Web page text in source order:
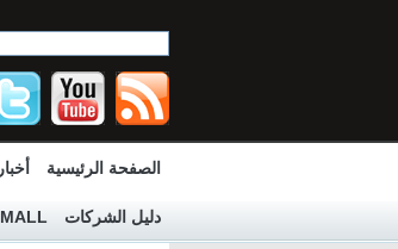
الصفحة الرئيسية
دليل الشركات